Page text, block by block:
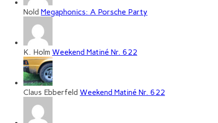
Nold Megaphonics: A Porsche Party
K. Holm Weekend Matiné Nr. 622
Claus Ebberfeld Weekend Matiné Nr. 622